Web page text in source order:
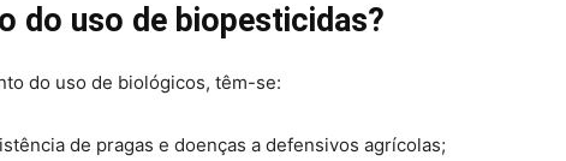
do uso de biopesticidas?
do uso de biológicos, têm-se:
de pragas e doenças a defensivos agrícolas;